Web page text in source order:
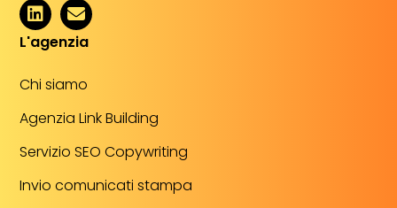
L'agenzia
Chi siamo
Agenzia Link Building
Servizio SEO Copywriting
Invio comunicati stampa